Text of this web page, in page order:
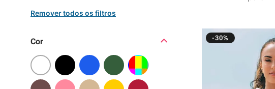
Cor Filtro -30%